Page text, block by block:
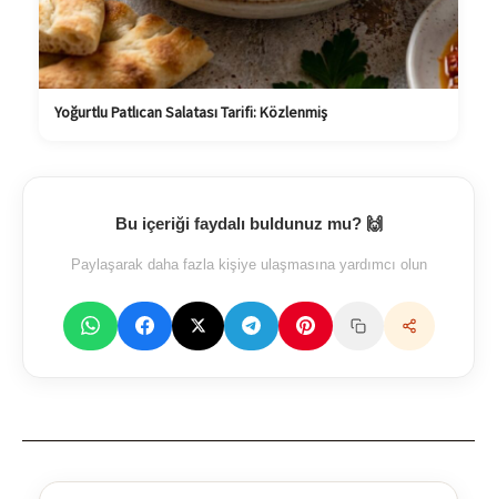
Yoğurtlu Patlıcan Salatası Tarifi: Közlenmiş
Bu içeriği faydalı buldunuz mu? 🙌
Paylaşarak daha fazla kişiye ulaşmasına yardımcı olun